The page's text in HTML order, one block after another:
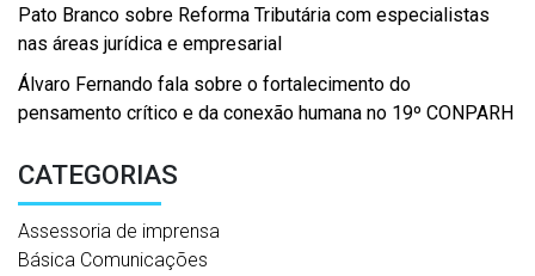
Pato Branco sobre Reforma Tributária com especialistas
nas áreas jurídica e empresarial
Álvaro Fernando fala sobre o fortalecimento do
pensamento crítico e da conexão humana no 19º CONPARH
CATEGORIAS
Assessoria de imprensa
Básica Comunicações